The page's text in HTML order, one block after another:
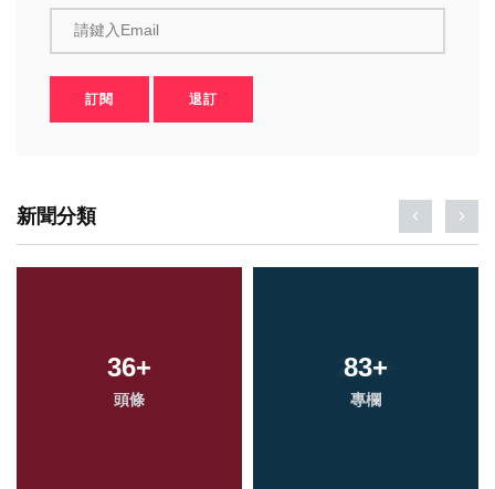
請鍵入Email
訂閱 退訂
新聞分類
36+
頭條
83+
專欄